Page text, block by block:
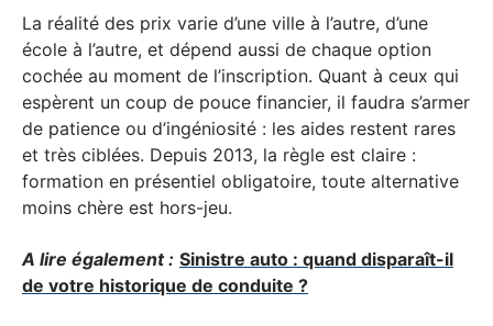
La réalité des prix varie d’une ville à l’autre, d’une
école à l’autre, et dépend aussi de chaque option
cochée au moment de l’inscription. Quant à ceux qui
espèrent un coup de pouce financier, il faudra s’armer
de patience ou d’ingéniosité : les aides restent rares
et très ciblées. Depuis 2013, la règle est claire :
formation en présentiel obligatoire, toute alternative
moins chère est hors-jeu.
A lire également : Sinistre auto : quand disparaît-il
de votre historique de conduite ?